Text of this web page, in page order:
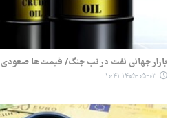
بازار جهانی نفت در تب جنگ/ قیمت‌ها صعودی
۱۴۰۵-۰۵-۰۳ ۱۰:۴۱